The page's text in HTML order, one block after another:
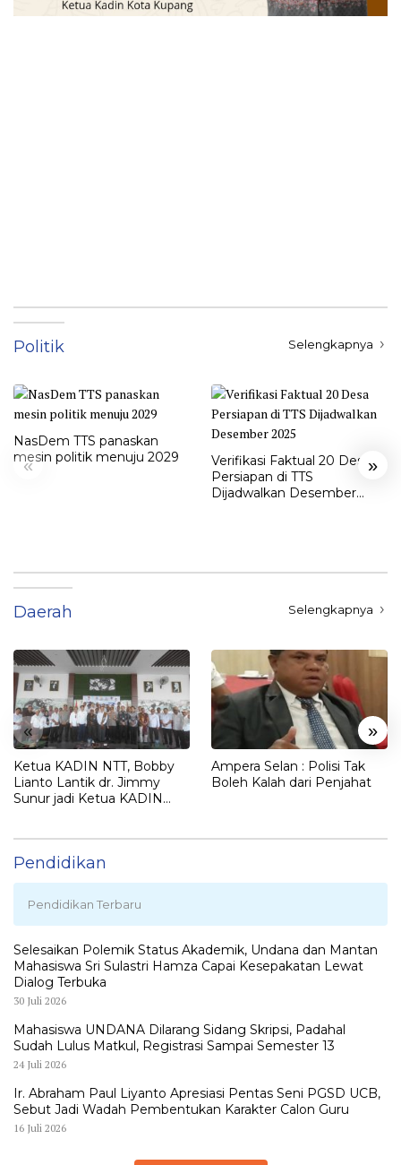
Politik Selengkapnya
« »
NasDem TTS panaskan
mesin politik menuju 2029
Verifikasi Faktual 20 Desa
Persiapan di TTS
Dijadwalkan Desember
Daerah Selengkapnya
« »
Ketua KADIN NTT, Bobby
Lianto Lantik dr. Jimmy
Sunur jadi Ketua KADIN
Ampera Selan : Polisi Tak
Boleh Kalah dari Penjahat
Pendidikan
Pendidikan Terbaru
Selesaikan Polemik Status Akademik, Undana dan Mantan
Mahasiswa Sri Sulastri Hamza Capai Kesepakatan Lewat
Dialog Terbuka
30 Juli 2026
Mahasiswa UNDANA Dilarang Sidang Skripsi, Padahal
Sudah Lulus Matkul, Registrasi Sampai Semester 13
24 Juli 2026
Ir. Abraham Paul Liyanto Apresiasi Pentas Seni PGSD UCB,
Sebut Jadi Wadah Pembentukan Karakter Calon Guru
16 Juli 2026